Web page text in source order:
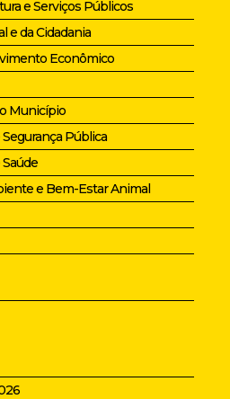
e Serviços Públicos
e da Cidadania
Econômico
Município
Pública
e Bem-Estar Animal